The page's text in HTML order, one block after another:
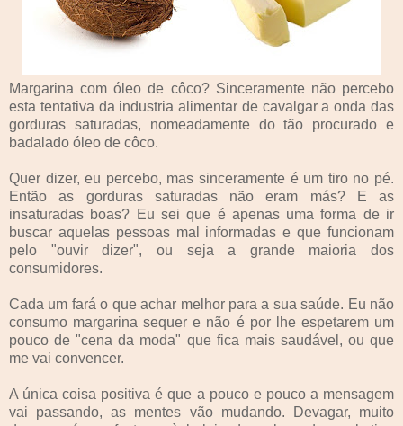
Margarina com óleo de côco? Sinceramente não percebo
esta tentativa da industria alimentar de cavalgar a onda das
gorduras saturadas, nomeadamente do tão procurado e
badalado óleo de côco.
Quer dizer, eu percebo, mas sinceramente é um tiro no pé.
Então as gorduras saturadas não eram más? E as
insaturadas boas? Eu sei que é apenas uma forma de ir
buscar aquelas pessoas mal informadas e que funcionam
pelo "ouvir dizer", ou seja a grande maioria dos
consumidores.
Cada um fará o que achar melhor para a sua saúde. Eu não
consumo margarina sequer e não é por lhe espetarem um
pouco de "cena da moda" que fica mais saudável, ou que
me vai convencer.
A única coisa positiva é que a pouco e pouco a mensagem
vai passando, as mentes vão mudando. Devagar, muito